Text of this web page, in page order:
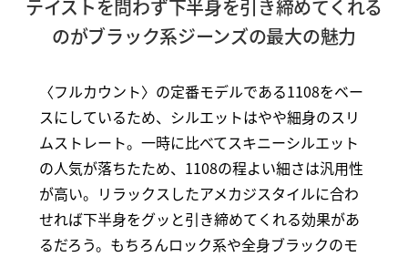
テイストを問わず下半身を引き締めてくれる
のがブラック系ジーンズの最大の魅力
〈フルカウント〉の定番モデルである1108をベー
スにしているため、シルエットはやや細身のスリ
ムストレート。一時に比べてスキニーシルエット
の人気が落ちたため、1108の程よい細さは汎用性
が高い。リラックスしたアメカジスタイルに合わ
せれば下半身をグッと引き締めてくれる効果があ
るだろう。もちろんロック系や全身ブラックのモ